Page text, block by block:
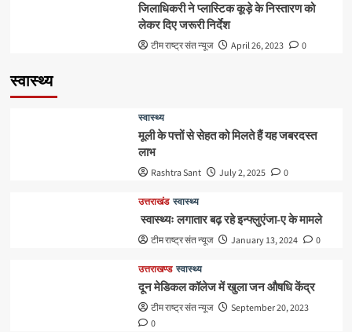
जिलाधिकरी ने प्लास्टिक कूड़े के निस्तारण को
लेकर दिए जरूरी निर्देश
टीम राष्ट्र संत न्यूज April 26, 2023 0
स्वास्थ्य
स्वास्थ्य
मूली के पत्तों से सेहत को मिलते हैं यह जबरदस्त
लाभ
Rashtra Sant July 2, 2025 0
उत्तराखंड स्वास्थ्य
स्वास्थ्यः लगातार बढ़ रहे इन्फ्लुएंजा-ए के मामले
टीम राष्ट्र संत न्यूज January 13, 2024 0
उत्तराखण्ड स्वास्थ्य
दून मेडिकल कॉलेज में खुला जन औषधि केंद्र
टीम राष्ट्र संत न्यूज
September 20, 2023
0